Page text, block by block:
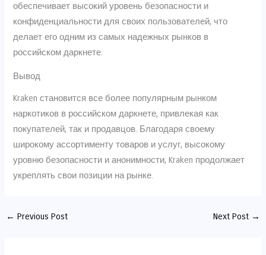
обеспечивает высокий уровень безопасности и
конфиденциальности для своих пользователей, что
делает его одним из самых надежных рынков в
российском даркнете.
Вывод
Kraken становится все более популярным рынком
наркотиков в российском даркнете, привлекая как
покупателей, так и продавцов. Благодаря своему
широкому ассортименту товаров и услуг, высокому
уровню безопасности и анонимности, Kraken продолжает
укреплять свои позиции на рынке.
← Previous Post Next Post →